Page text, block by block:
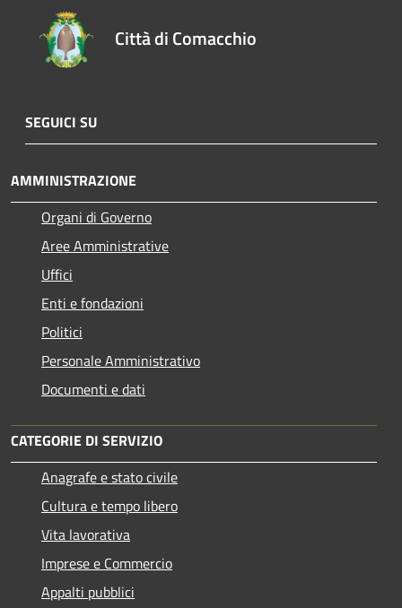
Città di Comacchio
SEGUICI SU
AMMINISTRAZIONE
Organi di Governo
Aree Amministrative
Uffici
Enti e fondazioni
Politici
Personale Amministrativo
Documenti e dati
CATEGORIE DI SERVIZIO
Anagrafe e stato civile
Cultura e tempo libero
Vita lavorativa
Imprese e Commercio
Appalti pubblici